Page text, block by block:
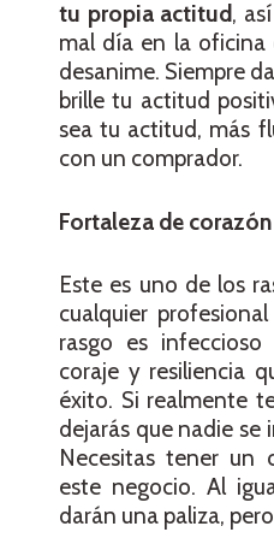
tu propia actitud,
mal día en la
desanime. Siempre
brille tu actitud
sea tu actitud, más
con un comprador.
Fortaleza de corazón
Este es uno de los
cualquier
rasgo es
coraje y resiliencia
éxito. Si realmente
dejarás que nadie
Necesitas tener un
este negocio. Al
darán una paliza,